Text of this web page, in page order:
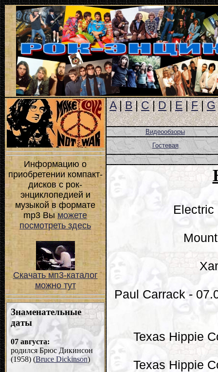
Информацию о
приобретении компакт-
дисков с рок-
энциклопедией и
музыкой в формате
mp3 Выможете
посмотреть здесь
Скачать мп3-каталог
можно тут
A|B|C|D|E|F|G
Видеообзоры
Гостевая
Electric
Paul Carrack -
Texas Hippie
Texas Hippie